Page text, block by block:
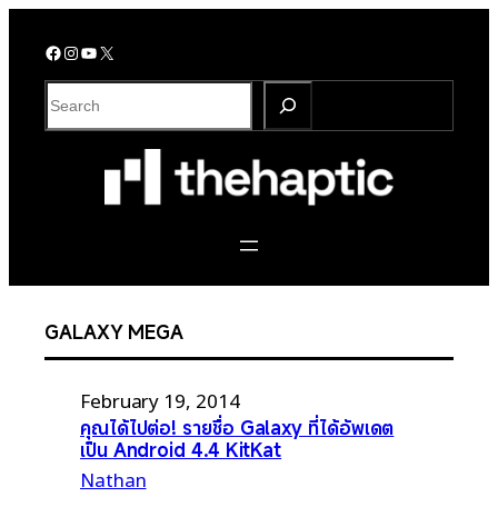
Facebook InstagramYouTube X
S
e
GALAXY MEGA
February 19, 2014
คุณได้ไปต่อ! รายชื่อ Galaxy ที่ได้อัพเดต
เป็น Android 4.4 KitKat
Nathan